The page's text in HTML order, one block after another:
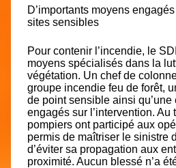
D’importants moyens
sites sensibles
Pour contenir l’incendie, le
moyens spécialisés dans la
végétation. Un chef de
groupe incendie feu de forêt,
de point sensible ainsi
engagés sur l’intervention. Au
pompiers ont participé aux
permis de maîtriser le sinistre
d’éviter sa propagation aux
proximité. Aucun blessé n’a